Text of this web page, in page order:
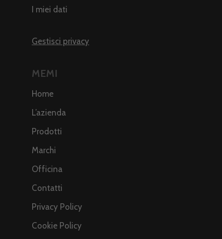
I miei dati
Gestisci privacy
MEMI
Home
L’azienda
Prodotti
Marchi
Officina
Contatti
Privacy Policy
Cookie Policy